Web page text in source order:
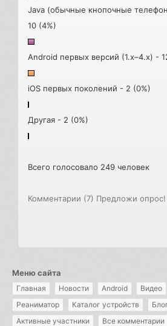
Java (обычные кнопочные
10 (4%)
Android первых версий (1.x–4.x) -
iOS первых поколений - 2 (0%)
Другая - 2 (0%)
Всего голосовало 249 человек
Комментарии (7) Предложи опрос!
Меню сайта
Главная Новости Android Видео
Реаниматор
Каталог устройств
Активные участники
Все комментарии